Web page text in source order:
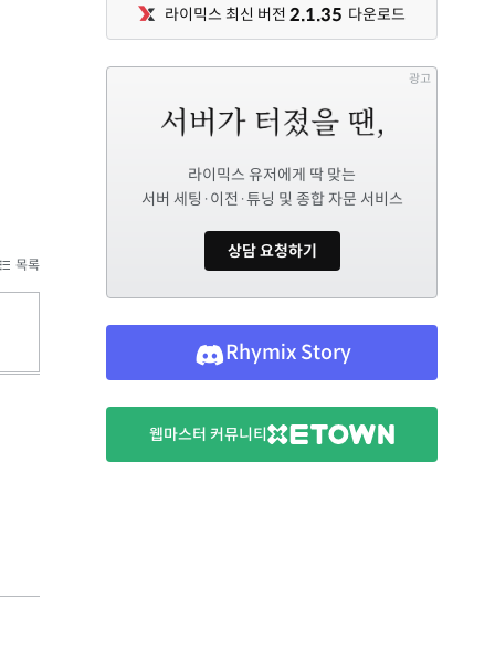
목록
라이믹스 최신 버전 2.1.35 다운로드
광고
라이믹스 유저에게 딱 맞는
서버 세팅·이전·튜닝 및 종합 자문 서비스
상담 요청하기
Rhymix Story
웹마스터 커뮤니티